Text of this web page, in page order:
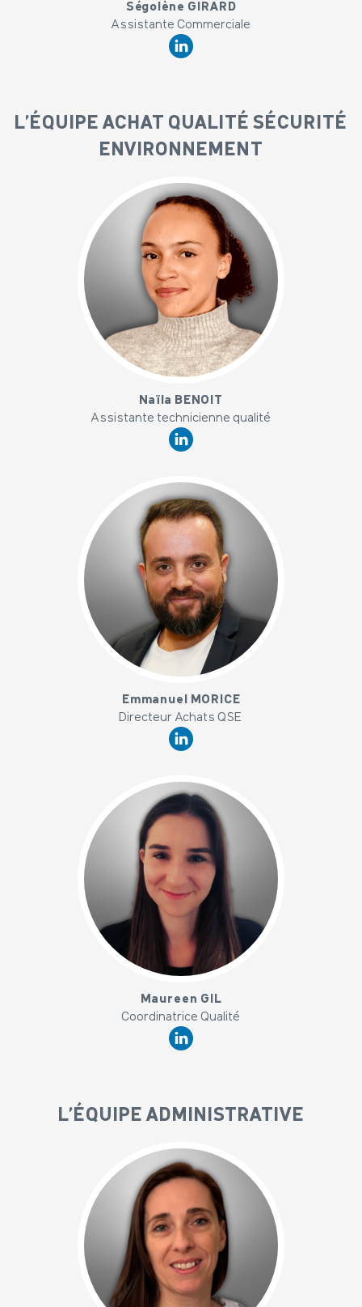
Ségolène GIRARD
Assistante Commerciale
L'ÉQUIPE ACHAT QUALITÉ SÉCURITÉ
ENVIRONNEMENT
Naïla BENOIT
Assistante technicienne qualité
Emmanuel MORICE
Directeur Achats QSE
Maureen GIL
Coordinatrice Qualité
L'ÉQUIPE ADMINISTRATIVE